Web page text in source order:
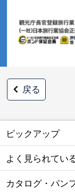
戻る
ピックアップ
よく見られてい
カタログ・パン